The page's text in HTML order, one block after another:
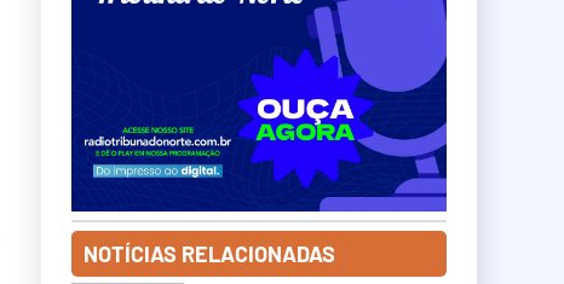
NOTÍCIAS RELACIONADAS